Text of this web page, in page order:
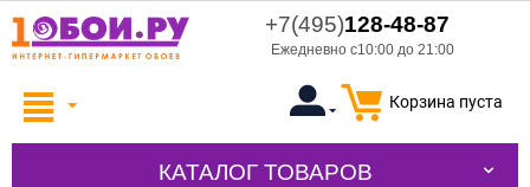
+7(495)128-48-87
Ежедневно с10:00 до 21:00
Корзина пуста
КАТАЛОГ ТОВАРОВ